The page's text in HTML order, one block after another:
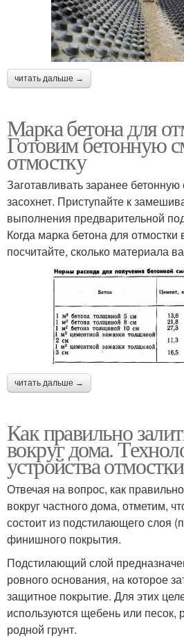
читать дальше →
Марка бетона для
Готовим бетонную
отмостку
Заготавливать заранее
засохнет. Приступайте к
выполнения предварительной
Когда марка бетона для
посчитайте, сколько материала
читать дальше →
Как правильно
вокруг дома.
устройства отмостки
Отвечая на вопрос, как
вокруг частного дома, отметим,
состоит из подстилающего слоя
финишного покрытия.
Подстилающий слой
ровного основания, на которое
защитное покрытие. Для этих
используются щебень или
родной грунт.